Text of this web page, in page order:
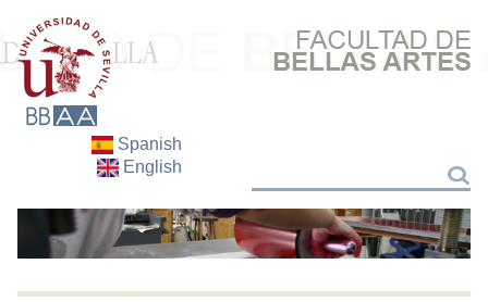
Spanish
English
Search